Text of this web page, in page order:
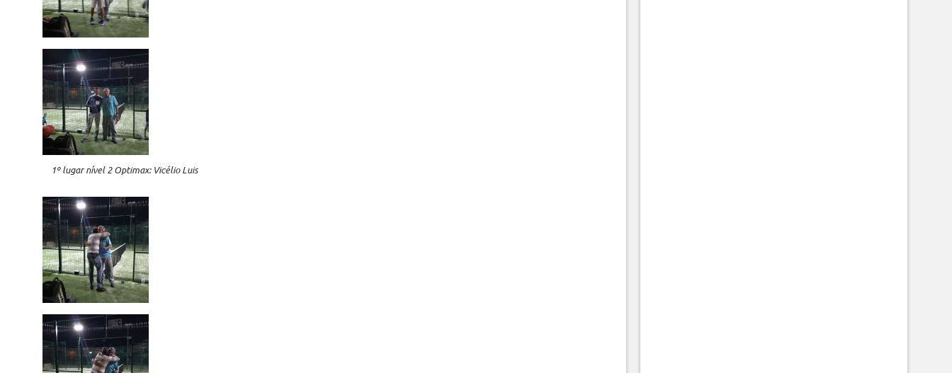
1º lugar nível 2 Optimax: Vicélio Luis